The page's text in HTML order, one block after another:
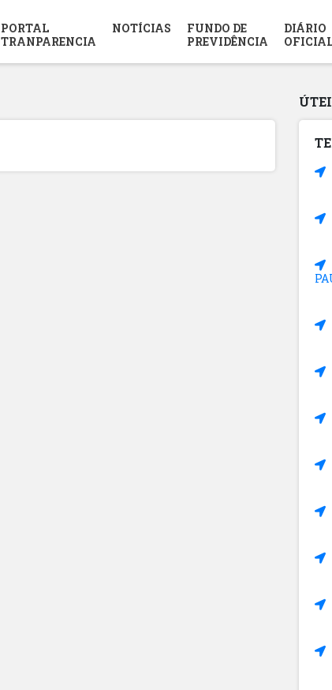
PORTAL
TRANPARENCIA
NOTÍCIAS
FUNDO DE
PREVIDÊNCIA
DIÁRIO